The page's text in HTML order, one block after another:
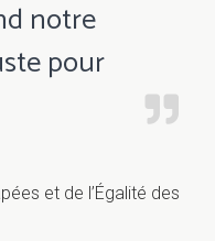
notre
pour
et de l’Égalité des